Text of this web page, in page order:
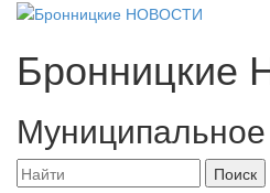
Бронницкие